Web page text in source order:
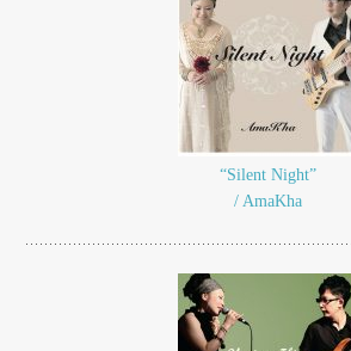
“Silent Night”
/ AmaKha